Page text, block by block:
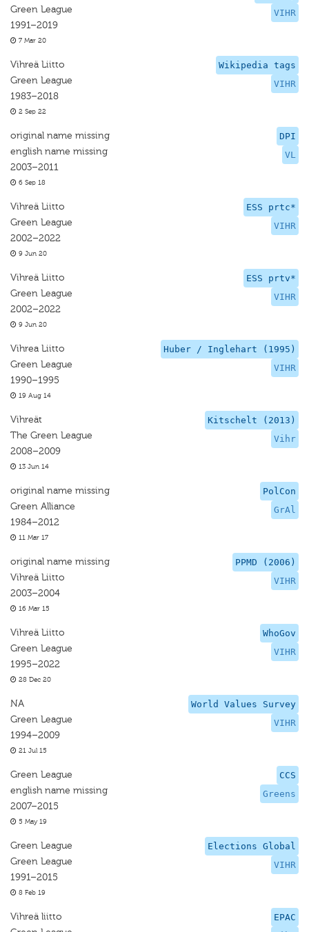
VIHR
Green League
1991–2019
7 Mar 20
Wikipedia tags
VIHR
Vihreä Liitto
Green League
1983–2018
2 Sep 22
DPI
VL
original name missing
english name missing
2003–2011
6 Sep 18
ESS prtc*
VIHR
Vihreä Liitto
Green League
2002–2022
9 Jun 20
ESS prtv*
VIHR
Vihreä Liitto
Green League
2002–2022
9 Jun 20
Huber / Inglehart (1995)
VIHR
Vihrea Liitto
Green League
1990–1995
19 Aug 14
Kitschelt (2013)
Vihr
Vihreät
The Green League
2008–2009
13 Jun 14
PolCon
GrAl
original name missing
Green Alliance
1984–2012
11 Mar 17
PPMD (2006)
VIHR
original name missing
Vihreä Liitto
2003–2004
16 Mar 15
WhoGov
VIHR
Vihreä Liitto
Green League
1995–2022
28 Dec 20
World Values Survey
VIHR
NA
Green League
1994–2009
21 Jul 15
CCS
Greens
Green League
english name missing
2007–2015
5 May 19
Elections Global
VIHR
Green League
Green League
1991–2015
8 Feb 19
EPAC
Vihreä liitto